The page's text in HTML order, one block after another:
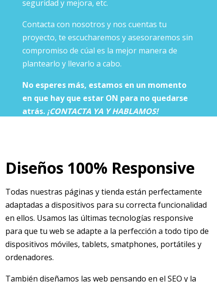
seguridad y mejora, etc.
Contacta con nosotros y nos cuentas tu
proyecto, te escucharemos y asesoraremos sin
compromiso de cúal es la mejor manera de
plantearlo y llevarlo a cabo.
No esperes más, estamos en un momento
en que hay que estar ON para no quedarse
atrás. ¡CONTACTA YA Y HABLAMOS!
Diseños 100% Responsive
Todas nuestras páginas y tienda están perfectamente
adaptadas a dispositivos para su correcta funcionalidad
en ellos. Usamos las últimas tecnologías responsive
para que tu web se adapte a la perfección a todo tipo de
dispositivos móviles, tablets, smatphones, portátiles y
ordenadores.
También diseñamos las web pensando en el SEO y la